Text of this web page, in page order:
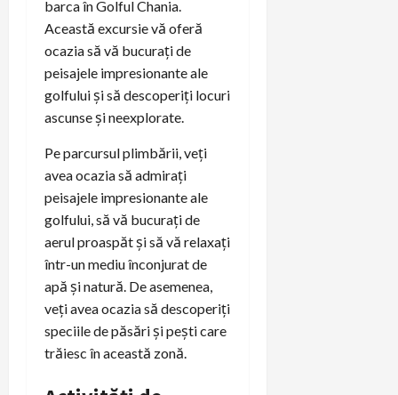
barca în Golful Chania.
Această excursie vă oferă
ocazia să vă bucurați de
peisajele impresionante ale
golfului și să descoperiți locuri
ascunse și neexplorate.
Pe parcursul plimbării, veți
avea ocazia să admirați
peisajele impresionante ale
golfului, să vă bucurați de
aerul proaspăt și să vă relaxați
într-un mediu înconjurat de
apă și natură. De asemenea,
veți avea ocazia să descoperiți
speciile de păsări și pești care
trăiesc în această zonă.